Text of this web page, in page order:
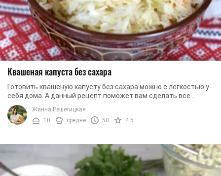
Квашеная капуста без сахара
Готовить квашеную капусту без сахара можно с лёгкостью у
себя дома. А данный рецепт поможет вам сделать все
правильно так, чтобы ваша квашеная ...
Жанна Решетицкая
10
средне 50 4.5